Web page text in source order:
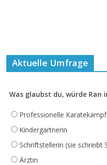
Aktuelle Umfrage
Was glaubst du, würde Ran
Professionelle
Kindergärtnerin
Schriftstellerin (sie schreibt
Ärztin